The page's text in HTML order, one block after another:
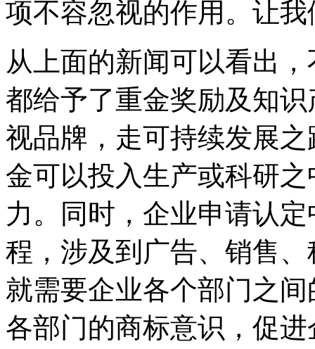
项不容忽视的作用。让
从上面的新闻可以看出
都给予了重金奖励及知
视品牌，走可持续发展
金可以投入生产或科研
力。同时，企业申请认
程，涉及到广告、销售
就需要企业各个部门之
各部门的商标意识，促